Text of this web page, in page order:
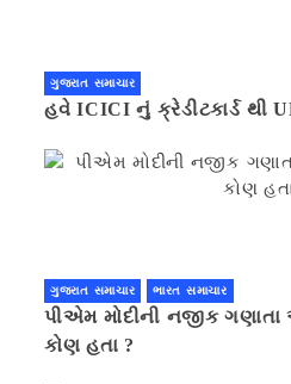
ગુજરાત સમાચાર
હવે ICICI નું ક્રેડીટકાર્ડ થી
ગુજરાત સમાચાર ભારત સમાચાર
પીએમ મોદીની નજીક
કોણ હતા ?